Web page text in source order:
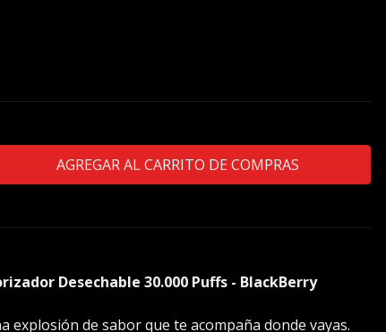
Desechable 30.000 Puffs - BlackBerry
explosión de sabor que te acompaña donde vayas.